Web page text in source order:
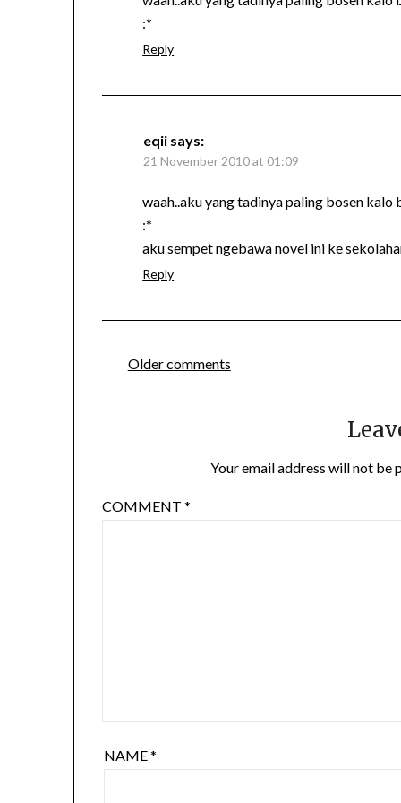
:*
Reply
eqii says:
21 November 2010 at 01:09
waah..aku yang tadinya paling bosen kalo
:*
aku sempet ngebawa novel ini ke
Reply
Comments
Older comments
Your email address will not be
COMMENT*
NAME*